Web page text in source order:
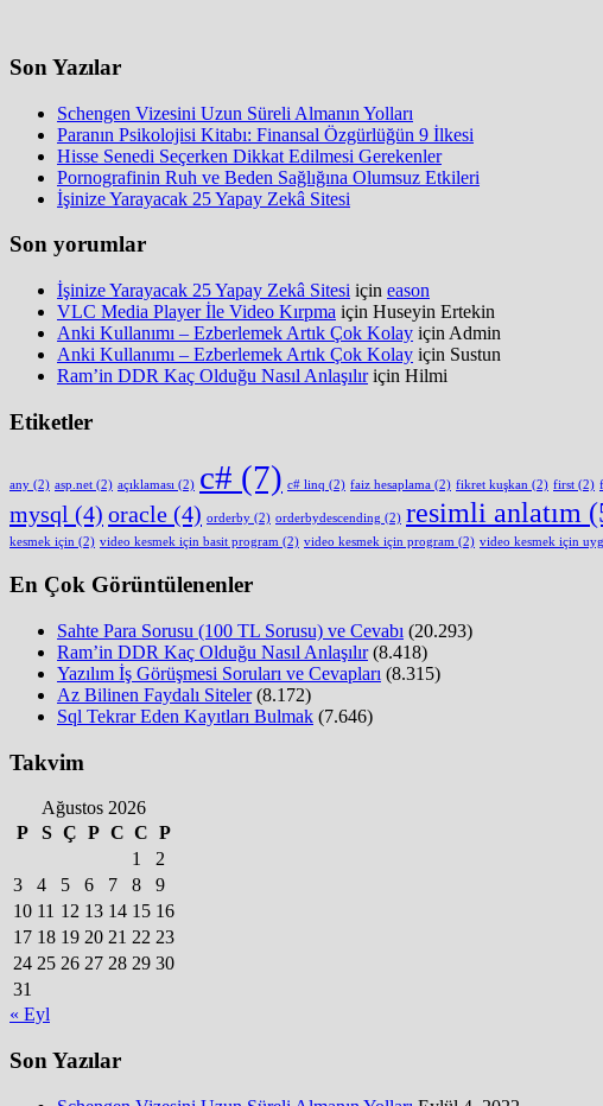
Son Yazılar
Schengen Vizesini Uzun Süreli Almanın Yolları
Paranın Psikolojisi Kitabı: Finansal Özgürlüğün 9 İlkesi
Hisse Senedi Seçerken Dikkat Edilmesi Gerekenler
Pornografinin Ruh ve Beden Sağlığına Olumsuz Etkileri
İşinize Yarayacak 25 Yapay Zekâ Sitesi
Son yorumlar
İşinize Yarayacak 25 Yapay Zekâ Sitesi için eason
VLC Media Player İle Video Kırpma için Huseyin Ertekin
Anki Kullanımı – Ezberlemek Artık Çok Kolay için Admin
Anki Kullanımı – Ezberlemek Artık Çok Kolay için Sustun
Ram’in DDR Kaç Olduğu Nasıl Anlaşılıriçin Hilmi
Etiketler
any (2) asp.net (2) açıklaması (2) c# (7) c# linq (2) faiz hesaplama (2) fikret kuşkan (2) first (2)
mysql (4) oracle (4) orderby (2) orderbydescending (2) resimli anlatım
kesmek için (2) video kesmek için basit program (2) video kesmek için program (2) video kesmek için
En Çok Görüntülenenler
Sahte Para Sorusu (100 TL Sorusu) ve Cevabı (20.293)
Ram’in DDR Kaç Olduğu Nasıl Anlaşılır (8.418)
Yazılım İş Görüşmesi Soruları ve Cevapları (8.315)
Az Bilinen Faydalı Siteler (8.172)
Sql Tekrar Eden Kayıtları Bulmak (7.646)
Takvim
Ağustos 2026
P
S Ç P C C P
1
2
3
4 5 6 7 8
9
10 11 12 13 14 15 16
17 18 19 20 21 22 23
24 25 26 27 28 29 30
31
« Eyl
Son Yazılar